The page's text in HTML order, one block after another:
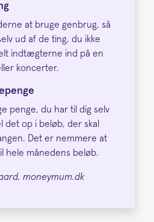
at bruge genbrug, så
ud af de ting, du ikke
indtægterne ind på en
koncerter.
penge, du har til dig selv
det op i beløb, der skal
Det er nemmere at
hele månedens beløb.
moneymum.dk